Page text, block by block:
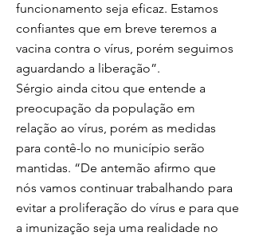
funcionamento seja eficaz. Estamos
confiantes que em breve teremos a
vacina contra o vírus, porém seguimos
aguardando a liberação”.
Sérgio ainda citou que entende a
preocupação da população em
relação ao vírus, porém as medidas
para contê-lo no município serão
mantidas. “De antemão afirmo que
nós vamos continuar trabalhando para
evitar a proliferação do vírus e para que
a imunização seja uma realidade no